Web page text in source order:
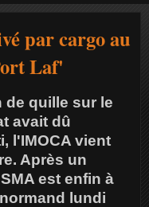
par cargo au
Laf'
de quille sur le
avait dû
l'IMOCA vient
Après un
est enfin à
lundi